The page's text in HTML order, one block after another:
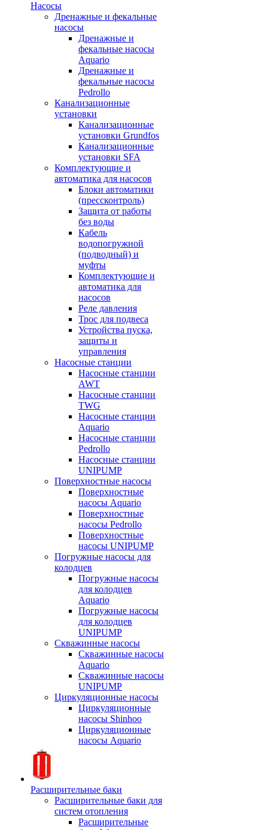
Насосы
Дренажные и фекальные
насосы
Дренажные и
фекальные насосы
Aquario
Дренажные и
фекальные насосы
Pedrollo
Канализационные
установки
Канализационные
установки Grundfos
Канализационные
установки SFA
Комплектующие и
автоматика для насосов
Блоки автоматики
(прессконтроль)
Защита от работы
без воды
Кабель
водопогружной
(подводный) и
муфты
Комплектующие и
автоматика для
насосов
Реле давления
Трос для подвеса
Устройства пуска,
защиты и
управления
Насосные станции
Насосные станции
AWT
Насосные станции
TWG
Насосные станции
Aquario
Насосные станции
Pedrollo
Насосные станции
UNIPUMP
Поверхностные насосы
Поверхностные
насосы Aquario
Поверхностные
насосы Pedrollo
Поверхностные
насосы UNIPUMP
Погружные насосы для
колодцев
Погружные насосы
для колодцев
Aquario
Погружные насосы
для колодцев
UNIPUMP
Скважинные насосы
Скважинные насосы
Aquario
Скважинные насосы
UNIPUMP
Циркуляционные насосы
Циркуляционные
насосы Shinhoo
Циркуляционные
насосы Aquario
Расширительные баки
Расширительные баки для
систем отопления
Расширительные